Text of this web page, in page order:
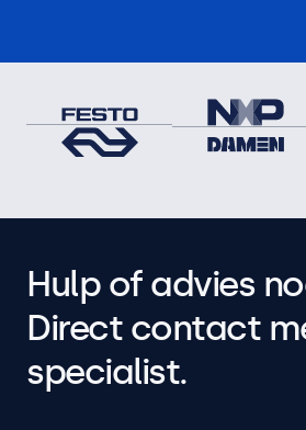
Hulp of advies
Direct contact
specialist.